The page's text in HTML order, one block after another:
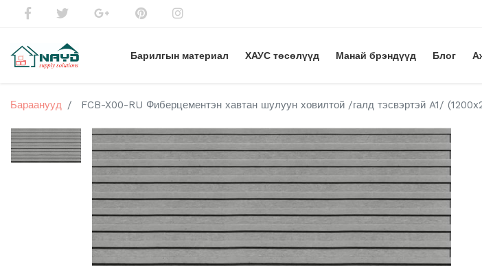
Барилгын материал ХАУС төсөлүүд Манай брэндүүд Блог
Бараанууд FCB-X00-RU Фиберцементэн хавтан шулуун ховилтой /галд тэсвэртэй A1/